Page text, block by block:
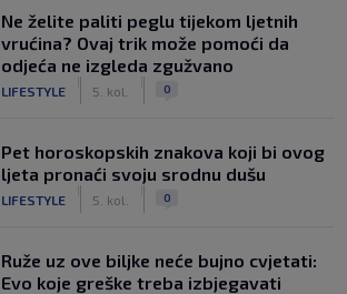
Ne želite paliti peglu tijekom ljetnih
vrućina? Ovaj trik može pomoći da
odjeća ne izgleda zgužvano
LIFESTYLE 5. kol. 0
Pet horoskopskih znakova koji bi ovog
ljeta pronaći svoju srodnu dušu
LIFESTYLE 5. kol. 0
Ruže uz ove biljke neće bujno cvjetati:
Evo koje greške treba izbjegavati